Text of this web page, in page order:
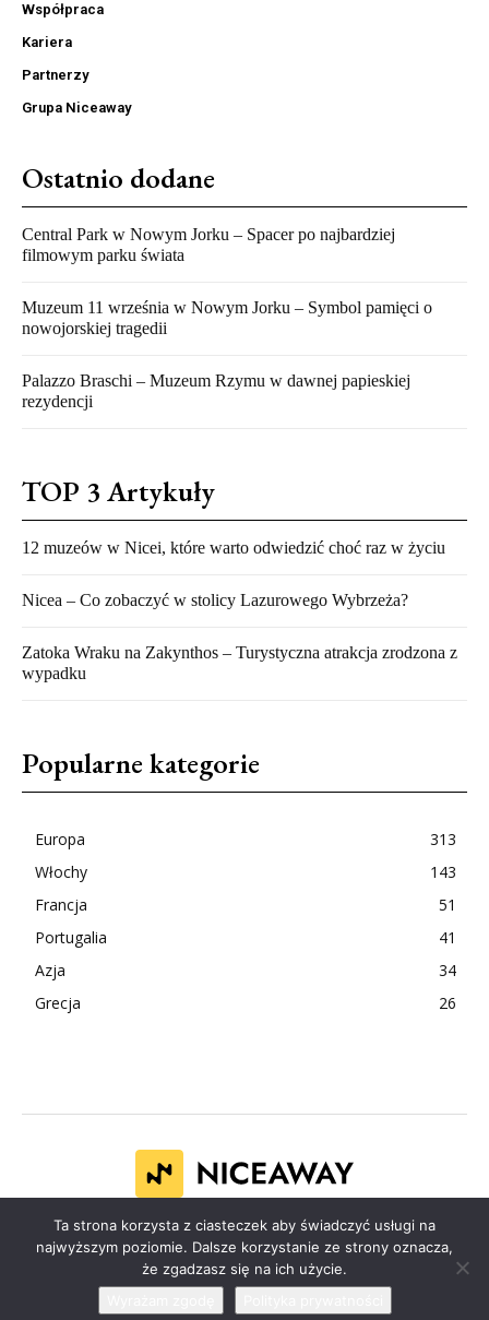
Współpraca
Kariera
Partnerzy
Grupa Niceaway
Ostatnio dodane
Central Park w Nowym Jorku – Spacer po najbardziej
filmowym parku świata
Muzeum 11 września w Nowym Jorku – Symbol pamięci o
nowojorskiej tragedii
Palazzo Braschi – Muzeum Rzymu w dawnej papieskiej
rezydencji
TOP 3 Artykuły
12 muzeów w Nicei, które warto odwiedzić choć raz w życiu
Nicea – Co zobaczyć w stolicy Lazurowego Wybrzeża?
Zatoka Wraku na Zakynthos – Turystyczna atrakcja zrodzona z
wypadku
Popularne kategorie
Europa
313
Włochy
143
Francja
51
Portugalia
41
Azja
34
Grecja
26
Polityka prywatności Polityka cookies
Ta strona korzysta z ciasteczek aby świadczyć usługi na
najwyższym poziomie. Dalsze korzystanie ze strony oznacza,
że zgadzasz się na ich użycie.